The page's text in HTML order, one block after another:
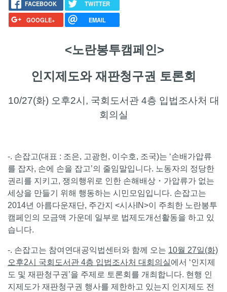
FACEBOOK
TWITTER
GOOGLE+
EMAIL
<노란봉투캠페인>
인지제도와 재판청구권 토론회
10/27(화) 오후2시, 국회도서관 4층 입법조사처 대
회의실
-. 손잡고(대표 : 조은, 고광헌, 이수호, 조국)는 ‘손배가압류
를 잡자, 손에 손을 잡고’의 줄임말입니다. 노동자의 정당한
권리를 지키고, 쟁의행위로 인한 손해배상・가압류가 없는
세상을 만들기 위해 행동하는 시민모임입니다. 손잡고는
2014년 아름다운재단, 주간지 <시사IN>이 주최한 노란봉투
캠페인의 모금액 가운데 일부로 법제도개선활동을 하고 있
습니다.
-. 손잡고는 참여연대공익법센터와 함께 오는 10월 27일(화)
오후2시 국회도서관 4층 입법조사처 대회의실에서 ‘인지제
도 및 재판청구권’을 주제로 토론회를 개최합니다. 현행 인
지제도가 재판청구권 행사를 제한하고 있는지 인지제도 전